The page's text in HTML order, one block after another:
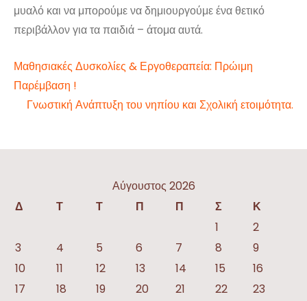
μυαλό και να μπορούμε να δημιουργούμε ένα θετικό
περιβάλλον για τα παιδιά – άτομα αυτά.
Πλοήγηση
άρθρων
Μαθησιακές Δυσκολίες & Εργοθεραπεία: Πρώιμη
Παρέμβαση !
Γνωστική Ανάπτυξη του νηπίου και Σχολική ετοιμότητα.
Αύγουστος 2026
Δ
Τ Τ Π Π Σ
Κ
1
2
3
4 5 6 7 8
9
10
11 12 13 14 15
16
17
18 19 20 21 22
23